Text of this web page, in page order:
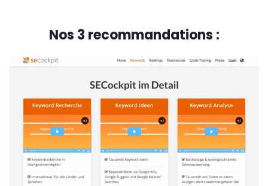
Nos 3 recommandations :